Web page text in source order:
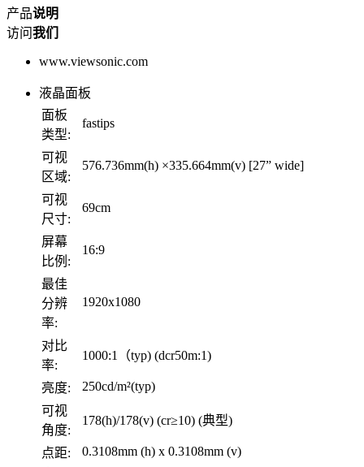
产品说明
访问我们
www.viewsonic.com
液晶面板
面板
类型:
fastips
可视
区域:
576.736mm(h) ×335.664mm(v) [27” wide]
可视
尺寸:
69cm
屏幕
比例:
16:9
最佳
分辨
率:
1920x1080
对比
率:
1000:1（typ) (dcr50m:1)
亮度:
250cd/m²(typ)
可视
角度:
178(h)/178(v) (cr≥10) (典型)
点距:
0.3108mm (h) x 0.3108mm (v)